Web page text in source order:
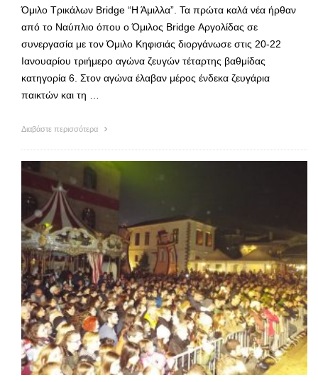
Όμιλο Τρικάλων Bridge “Η Άμιλλα”. Τα πρώτα καλά νέα ήρθαν
από το Ναύπλιο όπου ο Όμιλος Bridge Αργολίδας σε
συνεργασία με τον Όμιλο Κηφισιάς διοργάνωσε στις 20-22
Ιανουαρίου τριήμερο αγώνα ζευγών τέταρτης βαθμίδας
κατηγορία 6. Στον αγώνα έλαβαν μέρος ένδεκα ζευγάρια
παικτών και τη …
Διαβάστε περισσότερα